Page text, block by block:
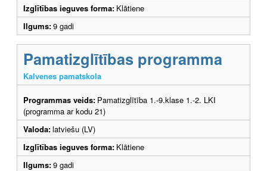
Izglītības ieguves forma: Klātiene
Ilgums:9 gadi
Pamatizglītības programma
Kalvenes pamatskola
Programmas veids: Pamatizglītība 1.-9.klase 1.-2. LKI
(programma ar kodu 21)
Valoda:latviešu (LV)
Izglītības ieguves forma: Klātiene
Ilgums:9 gadi